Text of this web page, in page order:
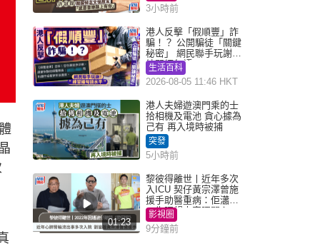
3小時前
港人反擊「假順豐」詐
騙！？ 公開騙徒「關鍵
秘密」 網民聯手玩謝：
練習緬甸語
生活百科
2026-08-05 11:46 HKT
港人夫婦遊澳門乘的士
拾相機及電池 貪心據為
己有 再入境時被捕
突發
5小時前
01:23
黎彼得離世丨近年多次
入ICU 契仔黃宗澤曾施
援手助醫重病：佢瀟灑
一生唔想大家唔開心
影視圈
9分鐘前